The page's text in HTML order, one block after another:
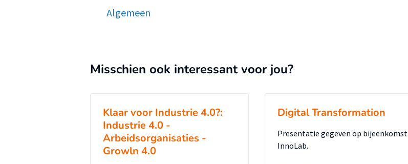
Algemeen
Misschien ook interessant voor jou?
Klaar voor Industrie 4.0?:
Industrie 4.0 -
Arbeidsorganisaties -
Growln 4.0
Digital Transformation
Presentatie gegeven op bijeenkomst
InnoLab.